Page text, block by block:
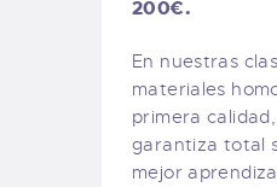
200€.
En nuestras
materiales
primera
garantiza total
mejor